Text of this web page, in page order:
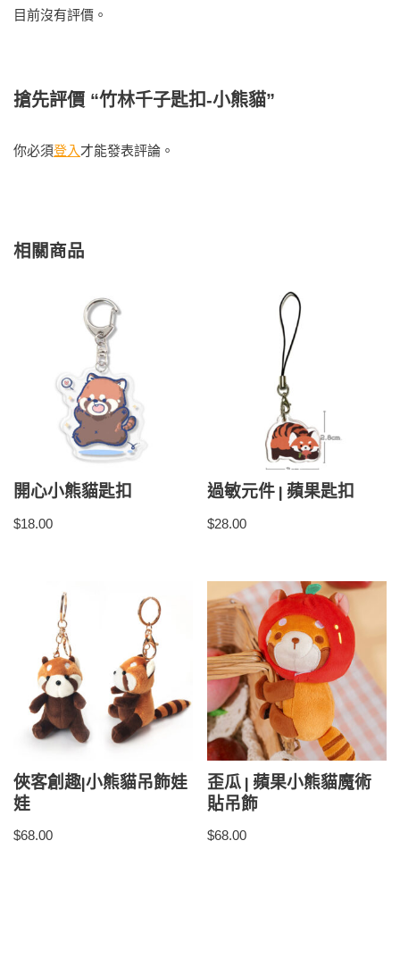
目前沒有評價。
搶先評價 “竹林千子匙扣-小熊貓”
你必須登入 才能發表評論。
相關商品
開心小熊貓匙扣
$18.00
過敏元件 | 蘋果匙扣
$28.00
俠客創趣|小熊貓吊飾娃
娃
$68.00
歪瓜 | 蘋果小熊貓魔術
貼吊飾
$68.00